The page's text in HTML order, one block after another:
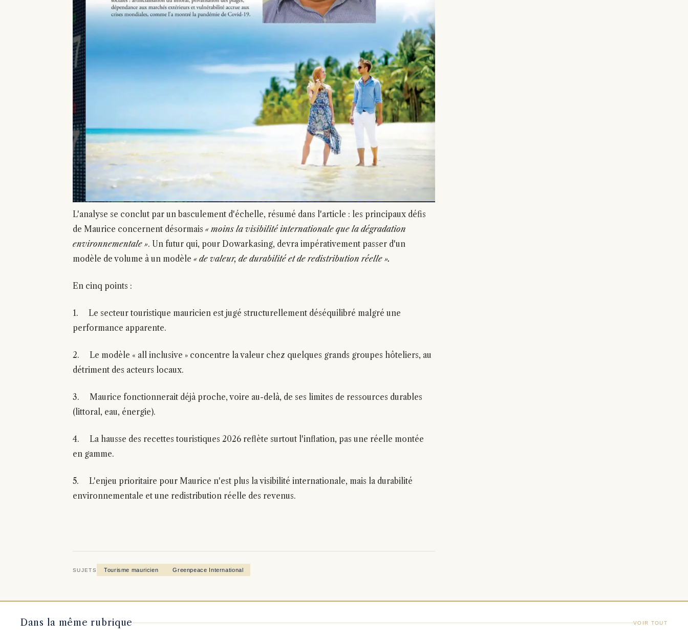
L'analyse se conclut par un basculement d'échelle, résumé dans l'article : les principaux défis
de Maurice concernent désormais « moins la visibilité internationale que la dégradation
environnementale ». Un futur qui, pour Dowarkasing, devra impérativement passer d'un
modèle de volume à un modèle « de valeur, de durabilité et de redistribution réelle ».
En cinq points :
1. Le secteur touristique mauricien est jugé structurellement déséquilibré malgré une
performance apparente.
2. Le modèle « all inclusive » concentre la valeur chez quelques grands groupes hôteliers, au
détriment des acteurs locaux.
3. Maurice fonctionnerait déjà proche, voire au-delà, de ses limites de ressources durables
(littoral, eau, énergie).
4. La hausse des recettes touristiques 2026 reflète surtout l'inflation, pas une réelle montée
en gamme.
5. L'enjeu prioritaire pour Maurice n'est plus la visibilité internationale, mais la durabilité
environnementale et une redistribution réelle des revenus.
SUJETS Tourisme mauricien Greenpeace International
Dans la même rubrique VOIR TOUT